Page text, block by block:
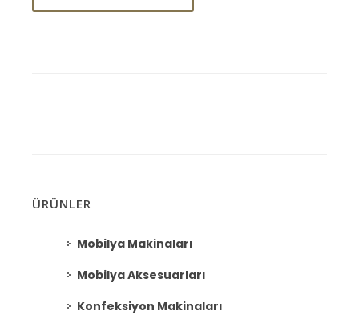
ÜRÜNLER
Mobilya Makinaları
Mobilya Aksesuarları
Konfeksiyon Makinaları